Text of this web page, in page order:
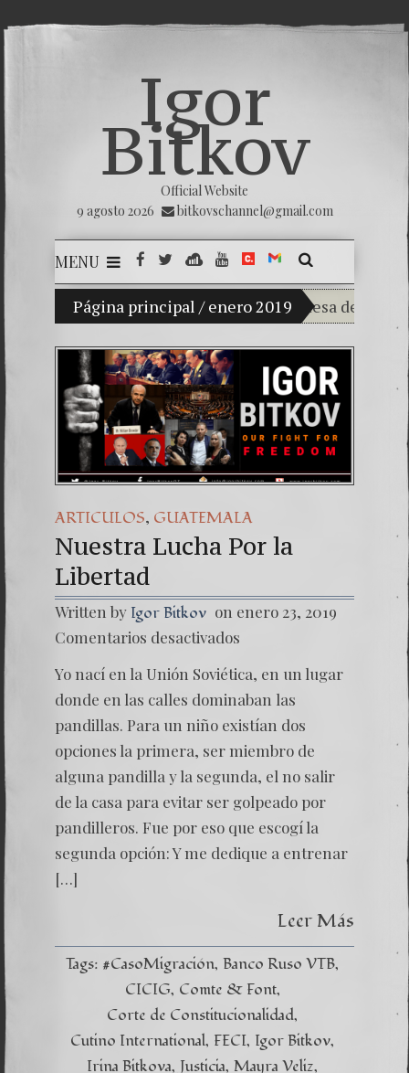
Igor
Bitkov
Official Website
9 agosto 2026
bitkovschannel@gmail.com
MENU
Página principal / enero 2019
Mi hijo Vladimir Bitkov, una promesa del tenis
Rompiendo
¿Cómo el
El Día de la
Una señal de
7. NUESTRA
ARTICULOS, GUATEMALA
Nuestra Lucha Por la
Libertad
Written by Igor Bitkov on enero 23, 2019
Comentarios desactivados
Yo nací en la Unión Soviética, en un lugar
donde en las calles dominaban las
pandillas. Para un niño existían dos
opciones la primera, ser miembro de
alguna pandilla y la segunda, el no salir
de la casa para evitar ser golpeado por
pandilleros. Fue por eso que escogí la
segunda opción: Y me dedique a entrenar
[…]
Leer Más
Tags: #CasoMigración Banco Ruso VTB
CICIG Comte & Font
Corte de Constitucionalidad
Cutino International FECI Igor Bitkov
Irina Bitkova Justicia Mayra Veliz